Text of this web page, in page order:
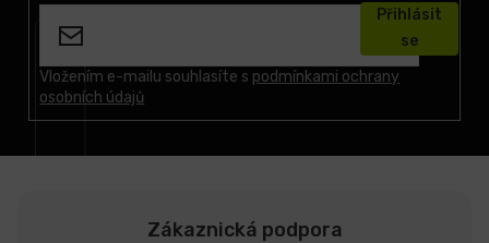
Vložením e-mailu souhlasíte s podmínkami ochrany
osobních údajů
Přihlásit
se
Zákaznická podpora